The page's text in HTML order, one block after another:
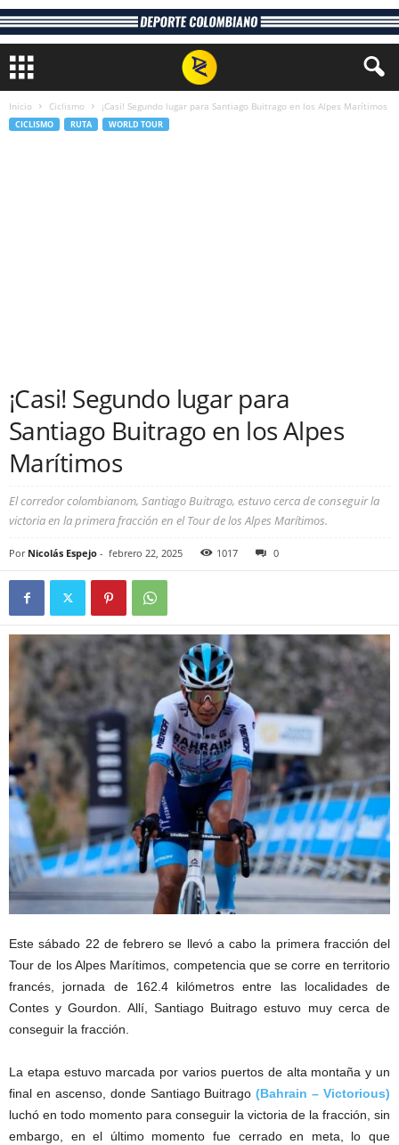
Inicio Ciclismo ¡Casi! Segundo lugar para Santiago Buitrago en los Alpes Marítimos
CICLISMO RUTA WORLD TOUR
¡Casi! Segundo lugar para
Santiago Buitrago en los Alpes
Marítimos
El corredor colombianom, Santiago Buitrago, estuvo cerca de conseguir la
victoria en la primera fracción en el Tour de los Alpes Marítimos.
Por Nicolás Espejo - febrero 22, 2025 1017 0
Este sábado 22 de febrero se llevó a cabo la primera fracción del
Tour de los Alpes Marítimos, competencia que se corre en territorio
francés, jornada de 162.4 kilómetros entre las localidades de
Contes y Gourdon. Allí, Santiago Buitrago estuvo muy cerca de
conseguir la fracción.
La etapa estuvo marcada por varios puertos de alta montaña y un
final en ascenso, donde Santiago Buitrago(Bahrain – Victorious)
luchó en todo momento para conseguir la victoria de la fracción, sin
embargo, en el último momento fue cerrado en meta, lo que